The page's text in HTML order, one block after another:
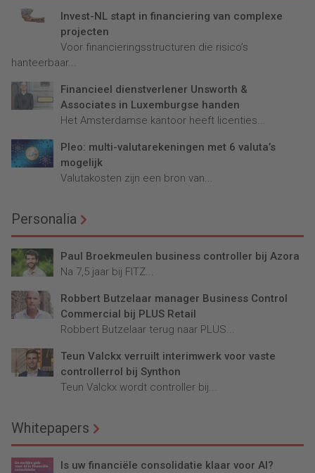
Invest-NL stapt in financiering van complexe
projecten
Voor financieringsstructuren die risico’s
hanteerbaar...
Financieel dienstverlener Unsworth &
Associates in Luxemburgse handen
Het Amsterdamse kantoor heeft licenties...
Pleo: multi-valutarekeningen met 6 valuta’s
mogelijk
Valutakosten zijn een bron van...
Personalia
Paul Broekmeulen business controller bij Azora
Na 7,5 jaar bij FITZ...
Robbert Butzelaar manager Business Control
Commercial bij PLUS Retail
Robbert Butzelaar terug naar PLUS...
Teun Valckx verruilt interimwerk voor vaste
controllerrol bij Synthon
Teun Valckx wordt controller bij...
Whitepapers
Is uw financiële consolidatie klaar voor AI?